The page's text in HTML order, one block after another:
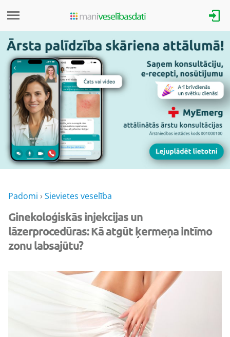
Padomi › Sievietes veselība
Ginekoloģiskās injekcijas un
lāzerprocedūras: Kā atgūt ķermeņa intīmo
zonu labsajūtu?